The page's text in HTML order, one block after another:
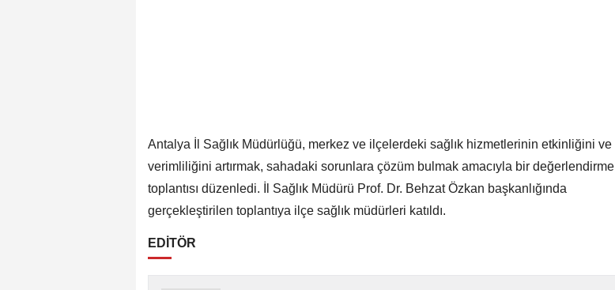
Antalya İl Sağlık Müdürlüğü, merkez ve ilçelerdeki sağlık hizmetlerinin etkinliğini ve
verimliliğini artırmak, sahadaki sorunlara çözüm bulmak amacıyla bir değerlendirme
toplantısı düzenledi. İl Sağlık Müdürü Prof. Dr. Behzat Özkan başkanlığında
gerçekleştirilen toplantıya ilçe sağlık müdürleri katıldı.
EDİTÖR